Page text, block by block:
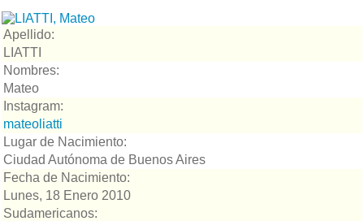
Apellido:
LIATTI
Nombres:
Mateo
Instagram:
mateoliatti
Lugar de Nacimiento:
Ciudad Autónoma de Buenos Aires
Fecha de Nacimiento:
Lunes, 18 Enero 2010
Sudamericanos: